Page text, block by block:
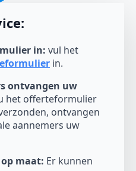
in: vul het
in.
ontvangen uw
het offerteformulier
ontvangen
aannemers uw
maat: Er kunnen